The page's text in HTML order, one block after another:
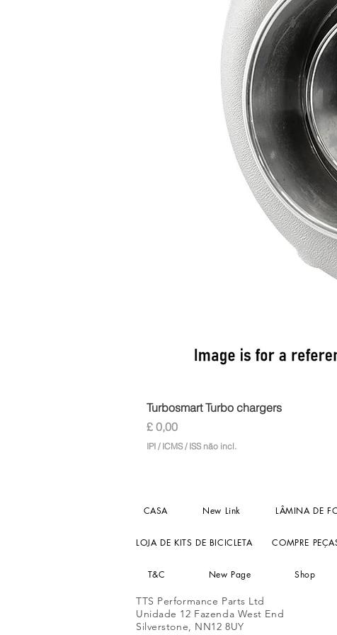
Turbosmart Turbo chargers
Preço
£ 0,00
IPI / ICMS / ISS não incl.
CASA New Link LÂMINA DE
LOJA DE KITS DE BICICLETA COMPRE
T&C New Page Shop
TTS Performance Parts Ltd
Unidade 12 Fazenda West End
Silverstone, NN12 8UY